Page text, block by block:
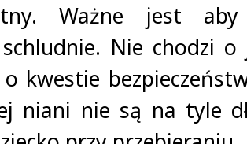
Ważne jest aby
schludnie. Nie chodzi
kwestie
niani nie są na tyle